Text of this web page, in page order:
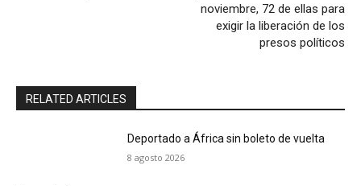
noviembre, 72 de ellas para
exigir la liberación de los
presos políticos
RELATED ARTICLES
Deportado a África sin boleto de vuelta
8 agosto 2026